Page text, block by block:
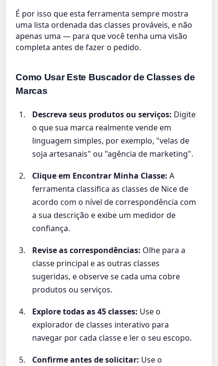
É por isso que esta ferramenta sempre mostra
uma lista ordenada das classes prováveis, e não
apenas uma — para que você tenha uma visão
completa antes de fazer o pedido.
Como Usar Este Buscador de Classes de
Marcas
Descreva seus produtos ou serviços: Digite
o que sua marca realmente vende em
linguagem simples, por exemplo, "velas de
soja artesanais" ou "agência de marketing".
Clique em Encontrar Minha Classe: A
ferramenta classifica as classes de Nice de
acordo com o nível de correspondência com
a sua descrição e exibe um medidor de
confiança.
Revise as correspondências: Olhe para a
classe principal e as outras classes
sugeridas, e observe se cada uma cobre
produtos ou serviços.
Explore todas as 45 classes: Use o
explorador de classes interativo para
navegar por cada classe e ler o seu escopo.
Confirme antes de solicitar: Use o